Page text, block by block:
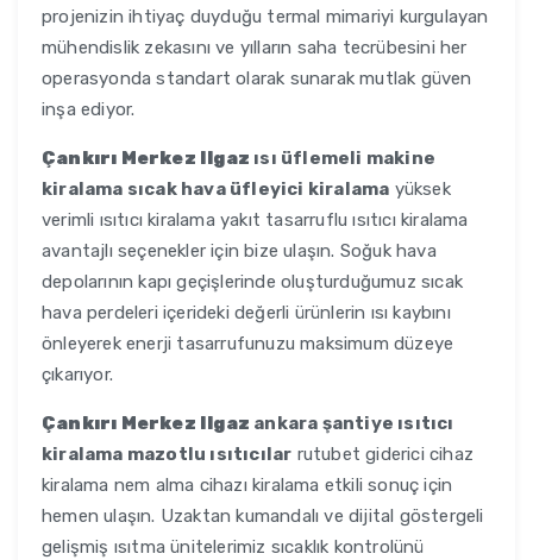
projenizin ihtiyaç duyduğu termal mimariyi kurgulayan
mühendislik zekasını ve yılların saha tecrübesini her
operasyonda standart olarak sunarak mutlak güven
inşa ediyor.
Çankırı Merkez Ilgaz ısı üflemeli makine
kiralama sıcak hava üfleyici kiralama yüksek
verimli ısıtıcı kiralama yakıt tasarruflu ısıtıcı kiralama
avantajlı seçenekler için bize ulaşın. Soğuk hava
depolarının kapı geçişlerinde oluşturduğumuz sıcak
hava perdeleri içerideki değerli ürünlerin ısı kaybını
önleyerek enerji tasarrufunuzu maksimum düzeye
çıkarıyor.
Çankırı Merkez Ilgaz ankara şantiye ısıtıcı
kiralama mazotlu ısıtıcılar rutubet giderici cihaz
kiralama nem alma cihazı kiralama etkili sonuç için
hemen ulaşın. Uzaktan kumandalı ve dijital göstergeli
gelişmiş ısıtma ünitelerimiz sıcaklık kontrolünü